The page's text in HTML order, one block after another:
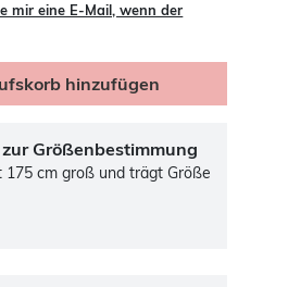
mir eine E-Mail, wenn der
hinzufügen
Größenbestimmung
175 cm groß und trägt Größe